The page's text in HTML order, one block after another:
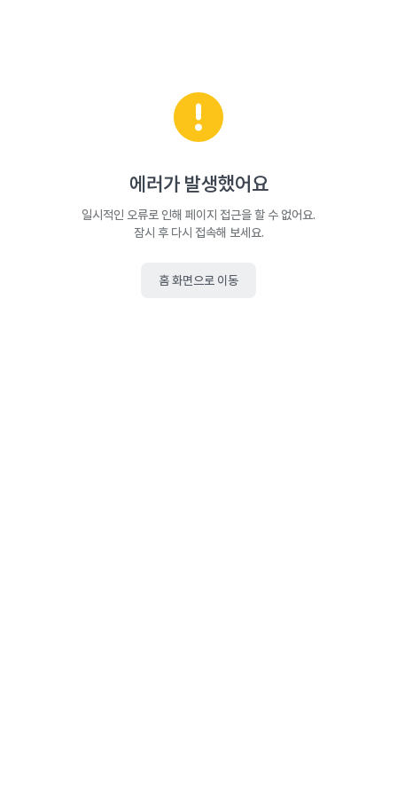
에러가 발생했어요
일시적인 오류로 인해 페이지 접근을 할 수 없어요.
잠시 후 다시 접속해 보세요.
홈 화면으로 이동